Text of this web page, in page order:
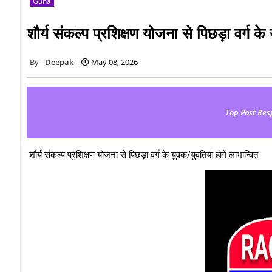
शौर्य संकल्प प्रशिक्षण योजना से पिछड़ा वर्ग के
Deepak May 08, 2026
Top Post
शौर्य संकल्प प्रशिक्षण योजना से पिछड़ा वर्ग के युवक/युवतियां होगें लाभान्वित